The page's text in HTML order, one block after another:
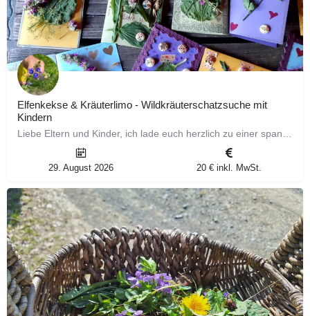
Elfenkekse & Kräuterlimo - Wildkräuterschatzsuche mit
Kindern
29. August 2026 20 € inkl. MwSt.